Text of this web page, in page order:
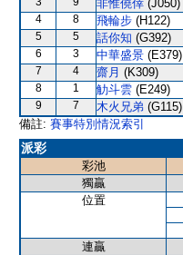
非惟僥倖 (J050)
4
8 飛輪步 (H122)
5
5 話你知 (G392)
6
3 中華盛景 (E379)
7
4 齋月 (K309)
8
1 觔斗雲 (E249)
9
7 木火兄弟 (G115)
備註: 賽事特別情況索引
派彩
彩池
獨贏
位置
連贏